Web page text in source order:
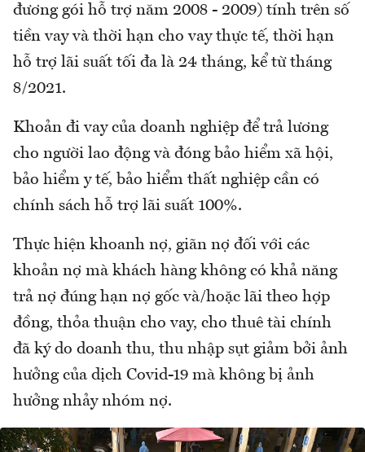
đương gói hỗ trợ năm 2008 - 2009) tính trên số
tiền vay và thời hạn cho vay thực tế, thời hạn
hỗ trợ lãi suất tối đa là 24 tháng, kể từ tháng
8/2021.
Khoản đi vay của doanh nghiệp để trả lương
cho người lao động và đóng bảo hiểm xã hội,
bảo hiểm y tế, bảo hiểm thất nghiệp cần có
chính sách hỗ trợ lãi suất 100%.
Thực hiện khoanh nợ, giãn nợ đối với các
khoản nợ mà khách hàng không có khả năng
trả nợ đúng hạn nợ gốc và/hoặc lãi theo hợp
đồng, thỏa thuận cho vay, cho thuê tài chính
đã ký do doanh thu, thu nhập sụt giảm bởi ảnh
hưởng của dịch Covid-19 mà không bị ảnh
hưởng nhảy nhóm nợ.